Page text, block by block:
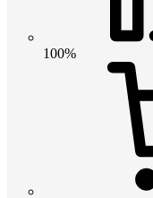
100%